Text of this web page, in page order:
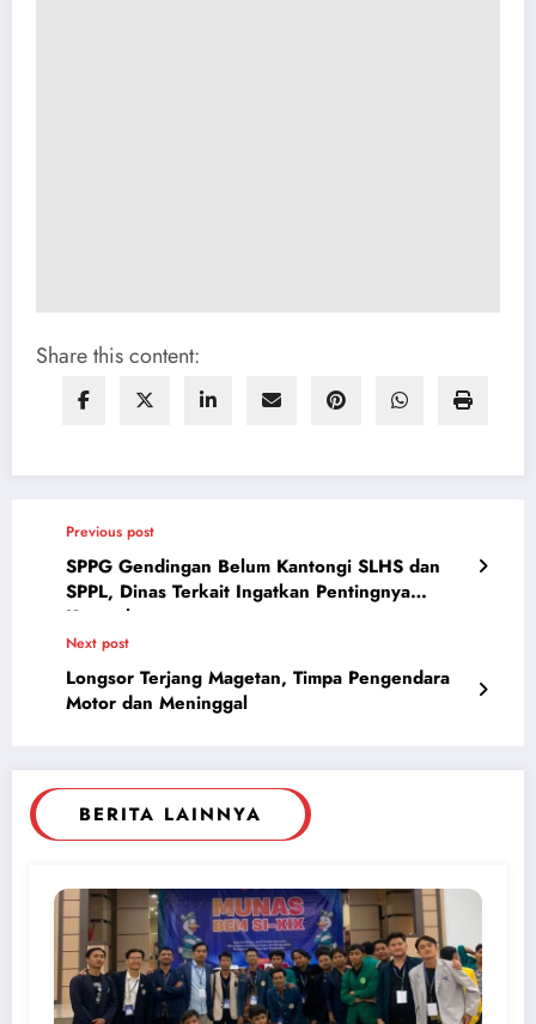
Share this content:
Previous post
SPPG Gendingan Belum Kantongi SLHS dan
SPPL, Dinas Terkait Ingatkan Pentingnya
Kepatuhan
Next post
Longsor Terjang Magetan, Timpa Pengendara
Motor dan Meninggal
BERITA LAINNYA